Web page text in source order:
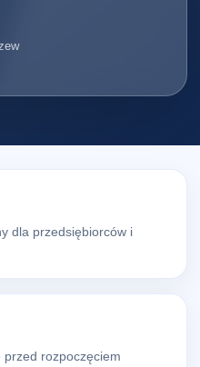
dla przedsiębiorców i
rozpoczęciem